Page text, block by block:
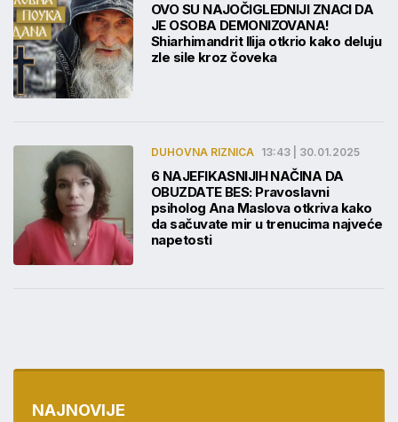
OVO SU NAJOČIGLEDNIJI ZNACI DA
JE OSOBA DEMONIZOVANA!
Shiarhimandrit Ilija otkrio kako deluju
zle sile kroz čoveka
DUHOVNA RIZNICA 13:43 | 30.01.2025
6 NAJEFIKASNIJIH NAČINA DA
OBUZDATE BES: Pravoslavni
psiholog Ana Maslova otkriva kako
da sačuvate mir u trenucima najveće
napetosti
NAJNOVIJE